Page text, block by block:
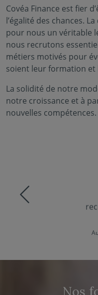
Covéa Finance est fier
l’égalité des chances.
pour nous un véritable
nous recrutons
métiers motivés pour
soient leur formation
La solidité de notre
notre croissance et à
nouvelles compétences.
Nos